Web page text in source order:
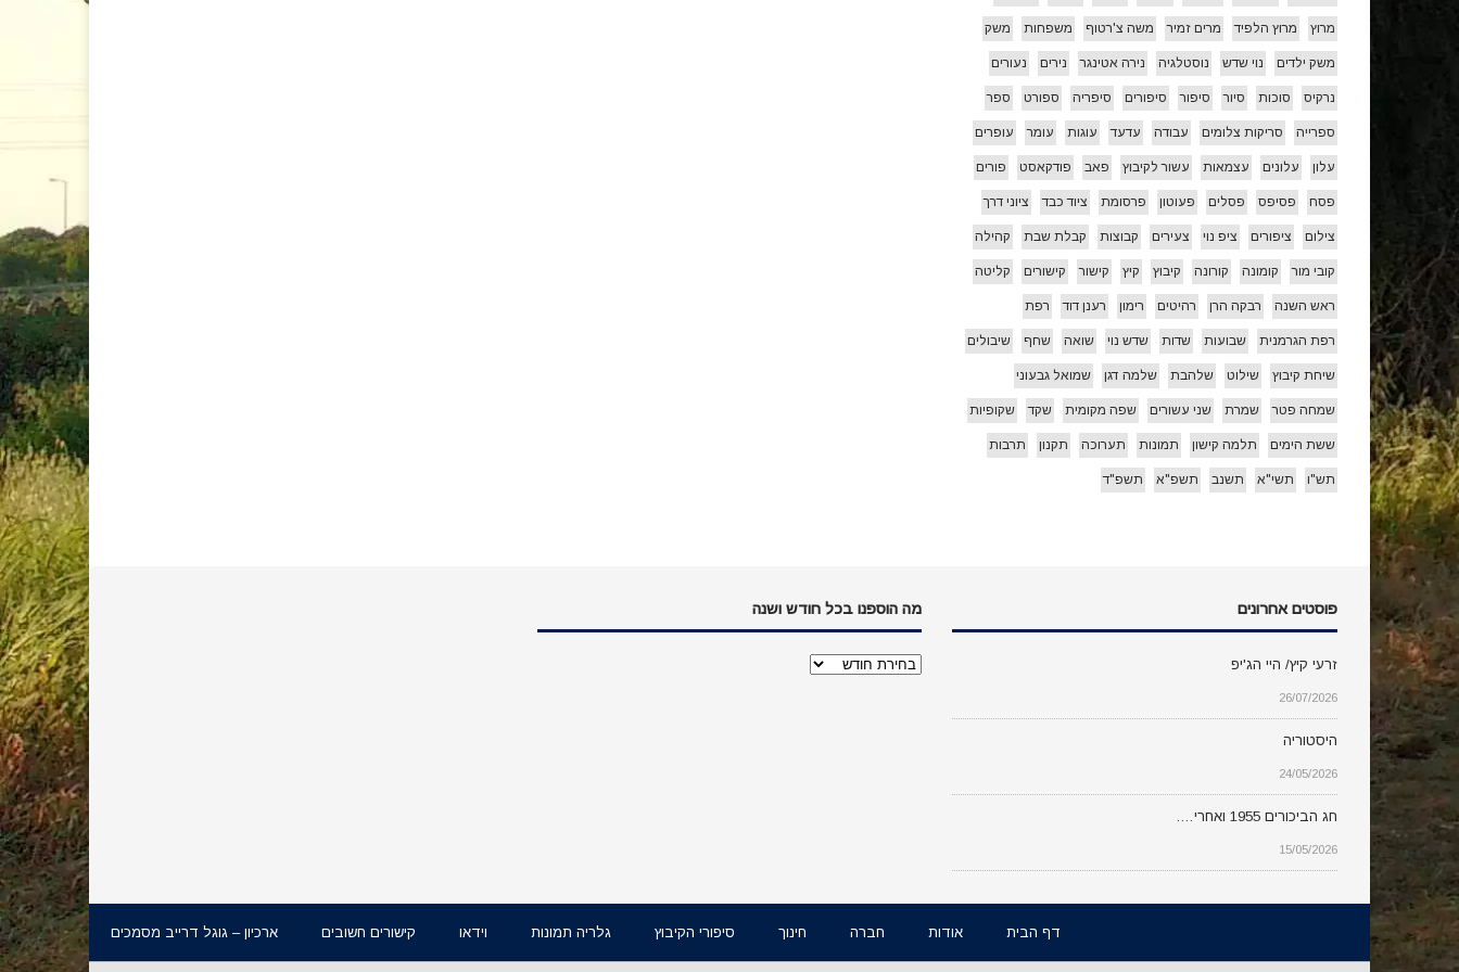
מרוץ מרוץ הלפיד מרים זמיר משה צ'רטוף משפחות משק
משק ילדים נוי שדש נוסטלגיה נירה אטינגר נירים נעורים
נרקיס סוכות סיור סיפור סיפורים סיפריה ספורט ספר
ספרייה סריקות צלומים עבודה עדעד עוגות עומר עופרים
עלון עלונים עצמאות עשור לקיבוץ פאב פודקאסט פורים
פסח פסיפס פסלים פעוטון פרסומת ציוד כבד ציוני דרך
צילום ציפורים ציפ נוי צעירים קבוצות קבלת שבת קהילה
קובי מור קומונה קורונה קיבוץ קיץ קישור קישורים קליטה
ראש השנה רבקה הרן רהיטים רימון רענן דוד רפת
רפת הגרמנית שבועות שדות שדש נוי שואה שחף שיבולים
שיחת קיבוץ שילוט שלהבת שלמה דגן שמואל גבעוני
שמחה פטר שמרת שני עשורים שפה מקומית שקד שקופיות
ששת הימים תלמה קישון תמונות תערוכה תקנון תרבות
תש"ו תשי"א תשנב תשפ"א תשפ"ד
פוסטים אחרונים
זרעי קיץ/ היי הג'יפ
26/07/2026
היסטוריה
24/05/2026
חג הביכורים 1955 ואחרי….
15/05/2026
מה הוספנו בכל חודש ושנה
מה
דף הבית אודות חברה חינוך סיפורי הקיבוץ גלריה תמונות וידאו קישורים חשובים ארכיון – גוגל דרייב מסמכים